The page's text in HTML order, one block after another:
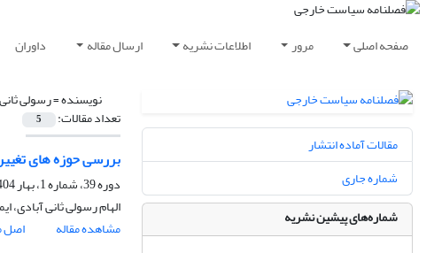
صفحه اصلی مرور اطلاعات نشریه ارسال مقاله داوران
نویسنده =رسولی
تعداد مقالات: 5
بررسی حوزه های تغییر
دوره 39، شماره 1، بهار 1404، صفحه
الهام رسولی ثانی آبادی،
مشاهده مقاله
اصل
مقالات آماده انتشار
شماره جاری
شماره‌های پیشین نشریه